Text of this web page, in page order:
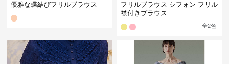
優雅な蝶結びフリルブラウス
フリルブラウス シフォン フリル
襟付きブラウス
全2色